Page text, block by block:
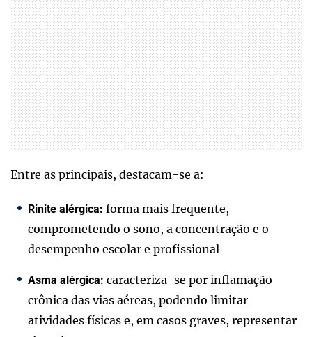
Entre as principais, destacam-se a:
Rinite alérgica: forma mais frequente,
comprometendo o sono, a concentração e o
desempenho escolar e profissional
Asma alérgica: caracteriza-se por inflamação
crônica das vias aéreas, podendo limitar
atividades físicas e, em casos graves, representar